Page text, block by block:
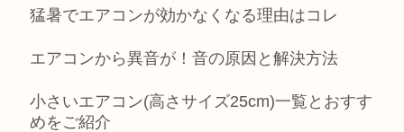
猛暑でエアコンが効かなくなる理由はコレ
エアコンから異音が！音の原因と解決方法
小さいエアコン(高さサイズ25cm)一覧とおすす
めをご紹介